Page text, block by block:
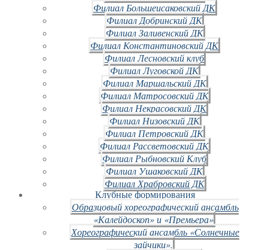
Филиал Большеисаковский ДК
Филиал Добринский ДК
Филиал Заливенский ДК
Филиал Константиновский ДК
Филиал Лесновский клуб
Филиал Луговской ДК
Филиал Маршальский ДК
Филиал Матросовский ДК
Филиал Некрасовский ДК
Филиал Низовский ДК
Филиал Петровский ДК
Филиал Рассветовский ДК
Филиал Рыбновский Клуб
Филиал Ушаковский ДК
Филиал Храбровский ДК
Клубные формирования
Образцовый хореографический ансамбль
«Калейдоскоп» и «Премьера»
Хореографический ансамбль «Солнечные
зайчики».